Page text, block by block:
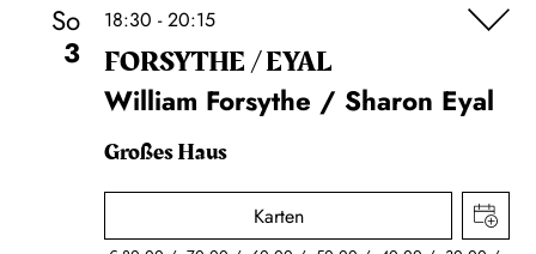
So
3
18:30 - 20:15
FORSYTHE / EYAL
William Forsythe / Sharon Eyal
Großes Haus
Karten